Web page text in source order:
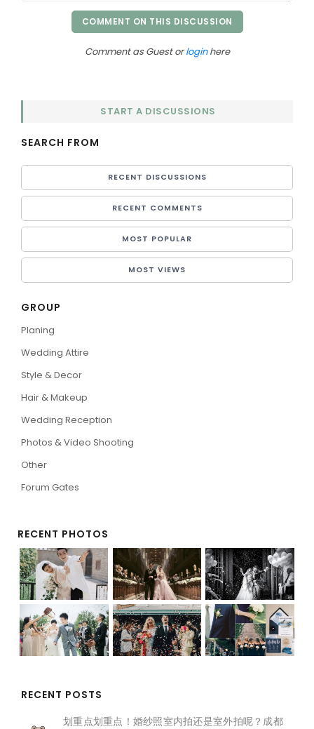
COMMENT ON THIS DISCUSSION
Comment as Guest orloginhere
START A DISCUSSIONS
SEARCH FROM
RECENT DISCUSSIONS
RECENT COMMENTS
MOST POPULAR
MOST VIEWS
GROUP
Planing
Wedding Attire
Style & Decor
Hair & Makeup
Wedding Reception
Photos & Video Shooting
Other
Forum Gates
RECENT PHOTOS
RECENT POSTS
划重点划重点！婚纱照室内拍还是室外拍呢？成都